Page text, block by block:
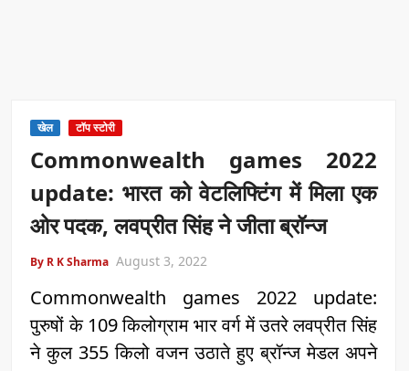
खेल टॉप स्टोरी
Commonwealth games 2022
update: भारत को वेटलिफ्टिंग में मिला एक
ओर पदक, लवप्रीत सिंह ने जीता ब्रॉन्ज
By R K Sharma August 3, 2022
Commonwealth games 2022 update:
पुरुषों के 109 किलोग्राम भार वर्ग में उतरे लवप्रीत सिंह
ने कुल 355 किलो वजन उठाते हुए ब्रॉन्ज मेडल अपने